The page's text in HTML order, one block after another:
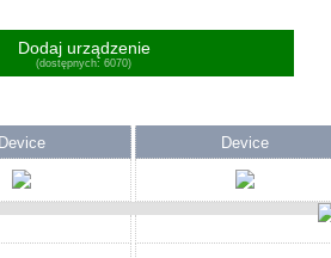
Dodaj urządzenie
(dostępnych: 6070)
Device Device